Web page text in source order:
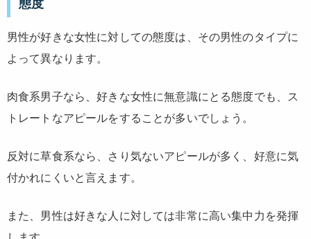
態度
男性が好きな女性に対しての態度は、その男性のタイプに
よって異なります。
肉食系男子なら、好きな女性に無意識にとる態度でも、ス
トレートなアピールをすることが多いでしょう。
反対に草食系なら、さり気ないアピールが多く、好意に気
付かれにくいと言えます。
また、男性は好きな人に対しては非常に高い集中力を発揮